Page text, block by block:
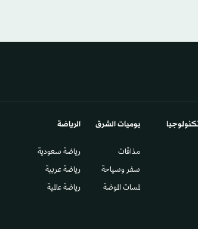
يوميات الشرق​
مذاقات
سفر وسياحة
لمسات الموضة
الرياضة
رياضة سعودية
رياضة عربية
رياضة عالمية